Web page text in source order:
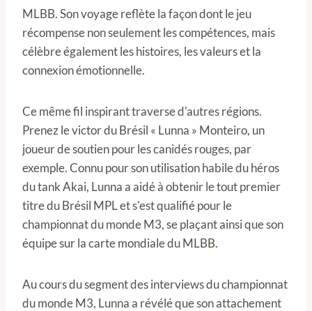
MLBB. Son voyage reflète la façon dont le jeu
récompense non seulement les compétences, mais
célèbre également les histoires, les valeurs et la
connexion émotionnelle.
Ce même fil inspirant traverse d'autres régions.
Prenez le victor du Brésil « Lunna » Monteiro, un
joueur de soutien pour les canidés rouges, par
exemple. Connu pour son utilisation habile du héros
du tank Akai, Lunna a aidé à obtenir le tout premier
titre du Brésil MPL et s'est qualifié pour le
championnat du monde M3, se plaçant ainsi que son
équipe sur la carte mondiale du MLBB.
Au cours du segment des interviews du championnat
du monde M3, Lunna a révélé que son attachement